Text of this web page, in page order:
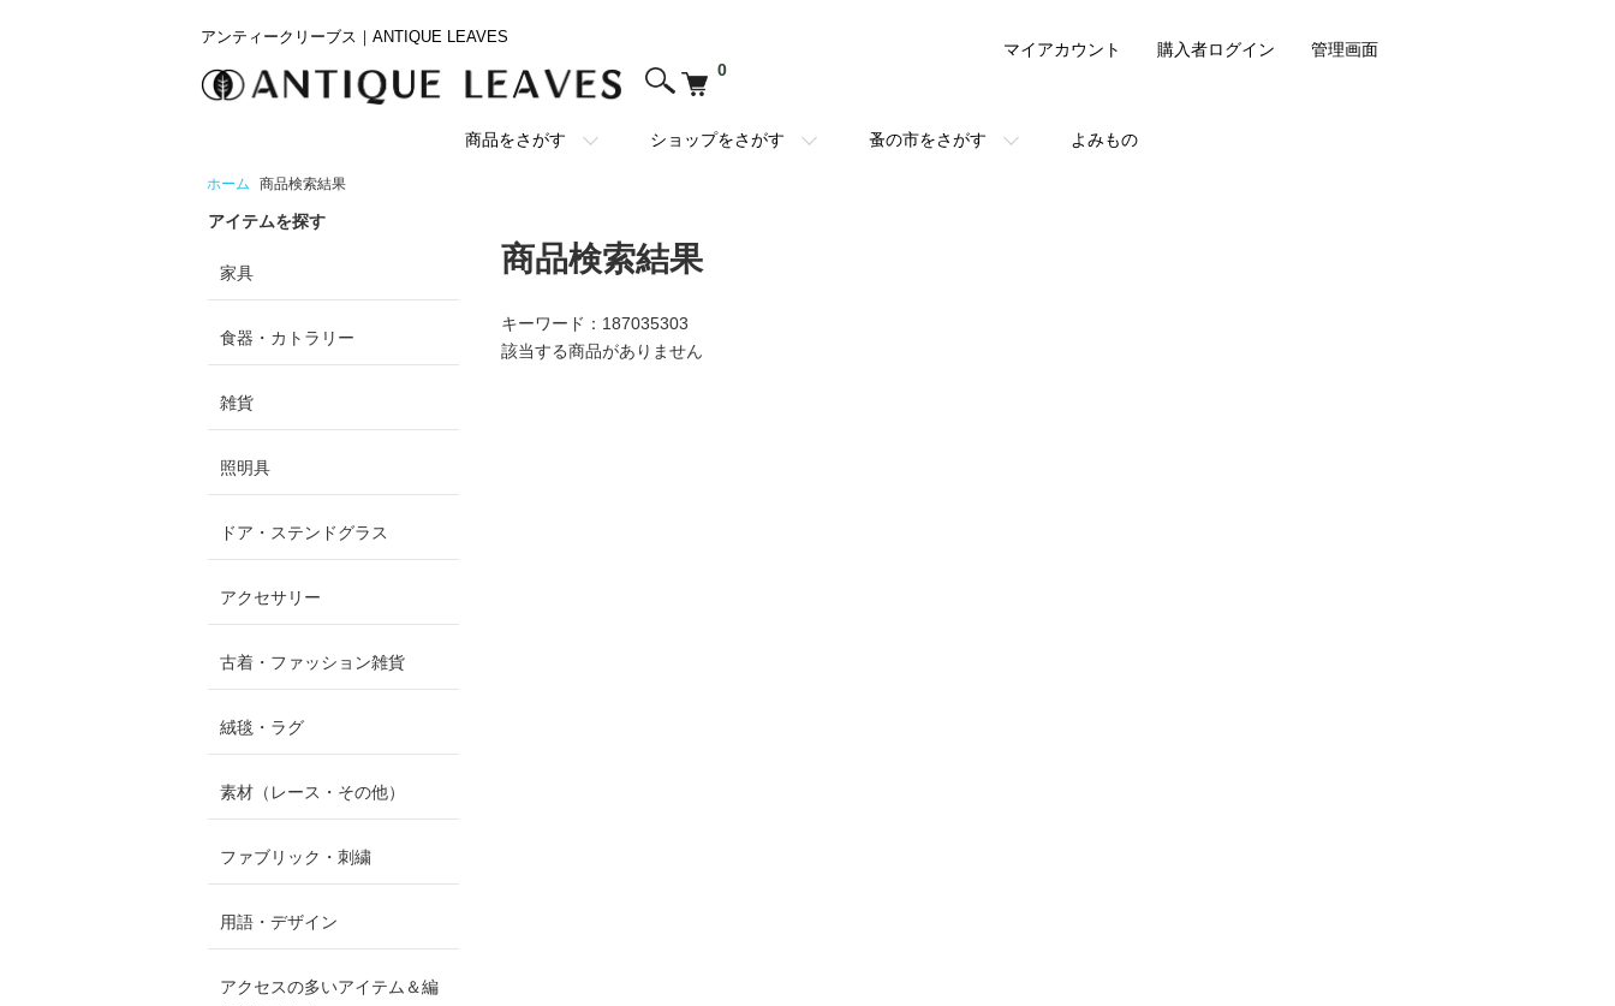
アンティークリーブス｜ANTIQUE LEAVES
0
商品をさがす ショップをさがす 蚤の市をさがす よみもの
マイアカウント 購入者ログイン 管理画面
ホーム 商品検索結果
商品検索結果
キーワード：187035303
該当する商品がありません
アイテムを探す
家具
食器・カトラリー
雑貨
照明具
ドア・ステンドグラス
アクセサリー
古着・ファッション雑貨
絨毯・ラグ
素材（レース・その他）
ファブリック・刺繍
用語・デザイン
アクセスの多いアイテム＆編